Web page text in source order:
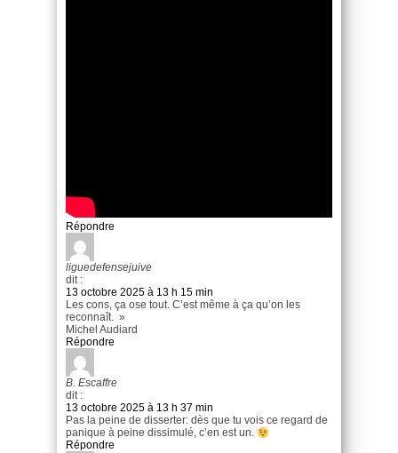
Répondre
liguedefensejuive
dit :
13 octobre 2025 à 13 h 15 min
Les cons, ça ose tout. C’est même à ça qu’on les
reconnaît. »
Michel Audiard
Répondre
B. Escaffre
dit :
13 octobre 2025 à 13 h 37 min
Pas la peine de disserter: dès que tu vois ce regard de
panique à peine dissimulé, c’en est un.
Répondre